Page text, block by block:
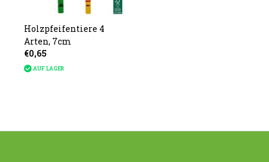
Holzpfeifentiere 4
Arten, 7cm
€0,65
AUF LAGER